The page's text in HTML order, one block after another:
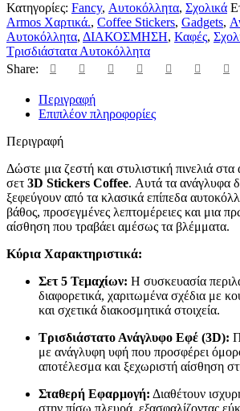
Κατηγορίες: Fancy, Αυτοκόλλητα, Σχολικά
Armos Χαρτικά., Coffee Stickers, Gadgets,
Αυτοκόλλητα, ΔΙΑΚΟΣΜΗΣΗ, Καφές,
Τρισδιάστατα Αυτοκόλλητα
Share:
Περιγραφή
Επιπλέον πληροφορίες
Περιγραφή
Δώστε μια ζεστή και στυλιστική πινελιά στα
σετ 3D Stickers Coffee. Αυτά τα ανάγλυφα
ξεφεύγουν από τα κλασικά επίπεδα
βάθος, προσεγμένες λεπτομέρειες και μια
αίσθηση που τραβάει αμέσως τα βλέμματα.
Κύρια Χαρακτηριστικά:
Σετ 5 Τεμαχίων: Η συσκευασία
διαφορετικά, χαριτωμένα σχέδια με
και σχετικά διακοσμητικά στοιχεία.
Τρισδιάστατο Ανάγλυφο Εφέ (3D):
με ανάγλυφη υφή που προσφέρει
αποτέλεσμα και ξεχωριστή αίσθηση
Σταθερή Εφαρμογή: Διαθέτουν
στην πίσω πλευρά, εξασφαλίζοντας